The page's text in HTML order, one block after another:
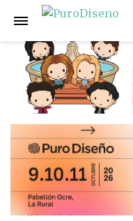
Anterior Siguiente